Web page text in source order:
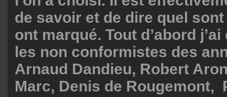
de savoir et de dire quel
ont marqué. Tout d’abord
les non conformistes des
Arnaud Dandieu, Robert
Marc, Denis de Rougemont,